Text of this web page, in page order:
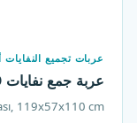
عربات تجميع النفايات
عربة جمع نفايات Alfacart 119×57×110
119x57x110 cm...